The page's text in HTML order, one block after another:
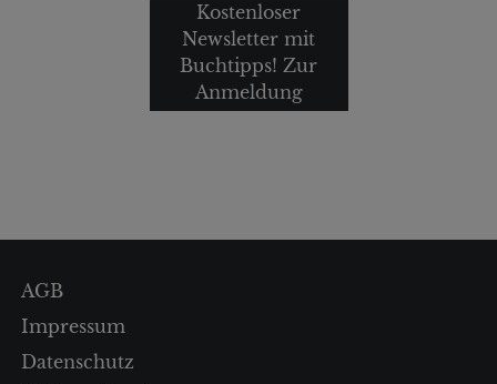
Kostenloser
Newsletter mit
Buchtipps! Zur
Anmeldung
AGB
Impressum
Datenschutz